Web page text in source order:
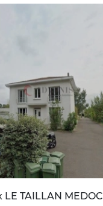
TAILLAN MEDOC